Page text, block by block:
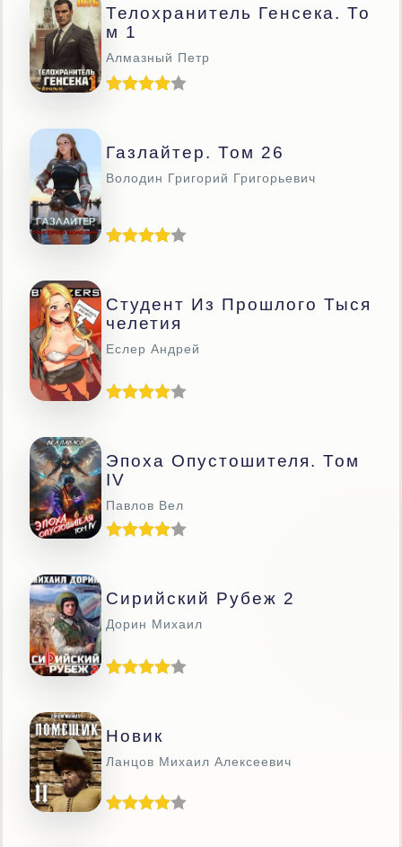
Телохранитель Генсека. То
М 1
Алмазный Петр
Газлайтер. Том 26
Володин Григорий Григорьевич
Студент Из Прошлого Тыся
Челетия
Еслер Андрей
Эпоха Опустошителя. Том
IV
Павлов Вел
Сирийский Рубеж 2
Дорин Михаил
Новик
Ланцов Михаил Алексеевич